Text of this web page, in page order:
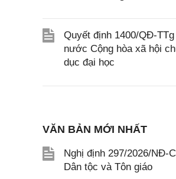
Quyết định 1400/QĐ-
nước Cộng hòa xã hội
dục đại học
VĂN BẢN MỚI NHẤT
Nghị định 297/2026/NĐ-
Dân tộc và Tôn giáo